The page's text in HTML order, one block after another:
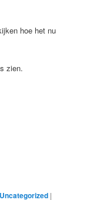
hoe het nu
zien.
Uncategorized |